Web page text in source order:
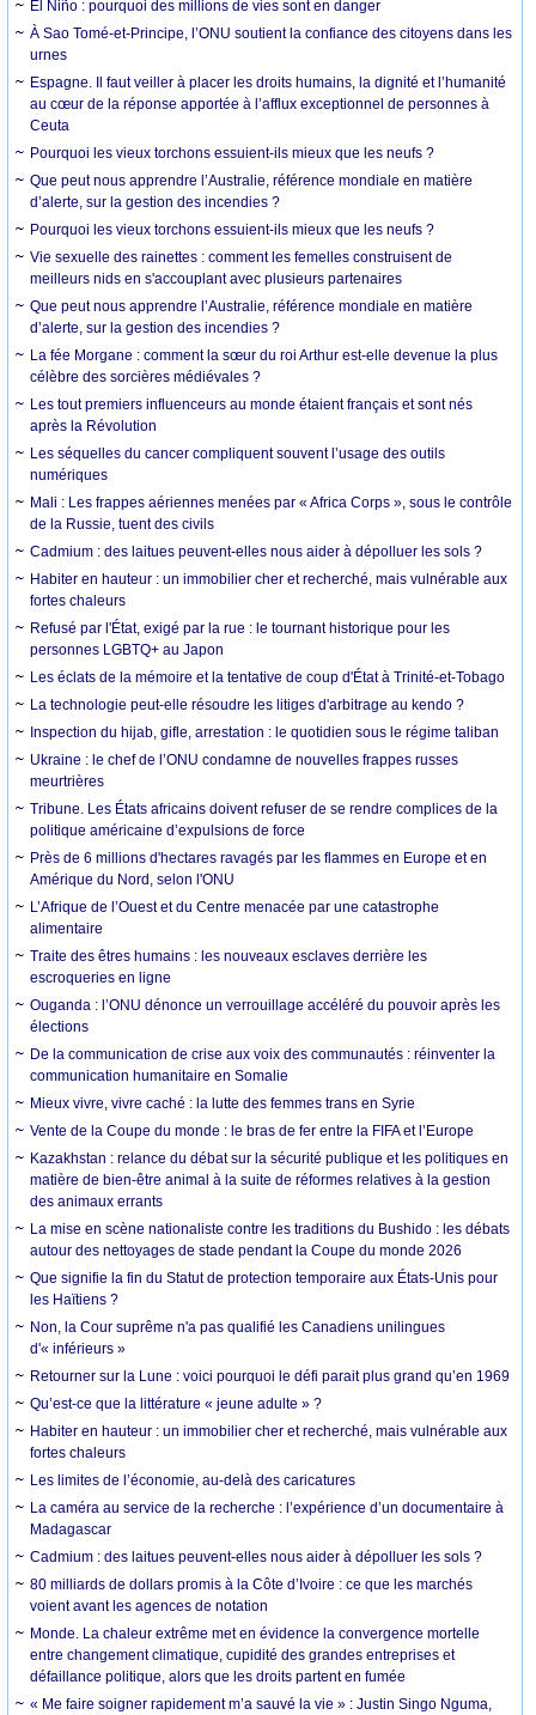
El Niño : pourquoi des millions de vies sont en danger
À Sao Tomé-et-Principe, l’ONU soutient la confiance des citoyens dans les
urnes
Espagne. Il faut veiller à placer les droits humains, la dignité et l’humanité
au cœur de la réponse apportée à l’afflux exceptionnel de personnes à
Ceuta
Pourquoi les vieux torchons essuient-ils mieux que les neufs ?
Que peut nous apprendre l’Australie, référence mondiale en matière
d’alerte, sur la gestion des incendies ?
Pourquoi les vieux torchons essuient-ils mieux que les neufs ?
Vie sexuelle des rainettes : comment les femelles construisent de
meilleurs nids en s'accouplant avec plusieurs partenaires
Que peut nous apprendre l’Australie, référence mondiale en matière
d’alerte, sur la gestion des incendies ?
La fée Morgane : comment la sœur du roi Arthur est-elle devenue la plus
célèbre des sorcières médiévales ?
Les tout premiers influenceurs au monde étaient français et sont nés
après la Révolution
Les séquelles du cancer compliquent souvent l’usage des outils
numériques
Mali : Les frappes aériennes menées par « Africa Corps », sous le contrôle
de la Russie, tuent des civils
Cadmium : des laitues peuvent-elles nous aider à dépolluer les sols ?
Habiter en hauteur : un immobilier cher et recherché, mais vulnérable aux
fortes chaleurs
Refusé par l'État, exigé par la rue : le tournant historique pour les
personnes LGBTQ+ au Japon
Les éclats de la mémoire et la tentative de coup d'État à Trinité-et-Tobago
La technologie peut-elle résoudre les litiges d'arbitrage au kendo ?
Inspection du hijab, gifle, arrestation : le quotidien sous le régime taliban
Ukraine : le chef de l’ONU condamne de nouvelles frappes russes
meurtrières
Tribune. Les États africains doivent refuser de se rendre complices de la
politique américaine d’expulsions de force
Près de 6 millions d'hectares ravagés par les flammes en Europe et en
Amérique du Nord, selon l'ONU
L’Afrique de l’Ouest et du Centre menacée par une catastrophe
alimentaire
Traite des êtres humains : les nouveaux esclaves derrière les
escroqueries en ligne
Ouganda : l’ONU dénonce un verrouillage accéléré du pouvoir après les
élections
De la communication de crise aux voix des communautés : réinventer la
communication humanitaire en Somalie
Mieux vivre, vivre caché : la lutte des femmes trans en Syrie
Vente de la Coupe du monde : le bras de fer entre la FIFA et l’Europe
Kazakhstan : relance du débat sur la sécurité publique et les politiques en
matière de bien-être animal à la suite de réformes relatives à la gestion
des animaux errants
La mise en scène nationaliste contre les traditions du Bushido : les débats
autour des nettoyages de stade pendant la Coupe du monde 2026
Que signifie la fin du Statut de protection temporaire aux États-Unis pour
les Haïtiens ?
Non, la Cour suprême n'a pas qualifié les Canadiens unilingues
d'« inférieurs »
Retourner sur la Lune : voici pourquoi le défi parait plus grand qu’en 1969
Qu’est-ce que la littérature « jeune adulte » ?
Habiter en hauteur : un immobilier cher et recherché, mais vulnérable aux
fortes chaleurs
Les limites de l’économie, au-delà des caricatures
La caméra au service de la recherche : l’expérience d’un documentaire à
Madagascar
Cadmium : des laitues peuvent-elles nous aider à dépolluer les sols ?
80 milliards de dollars promis à la Côte d’Ivoire : ce que les marchés
voient avant les agences de notation
Monde. La chaleur extrême met en évidence la convergence mortelle
entre changement climatique, cupidité des grandes entreprises et
défaillance politique, alors que les droits partent en fumée
« Me faire soigner rapidement m’a sauvé la vie » : Justin Singo Nguma,